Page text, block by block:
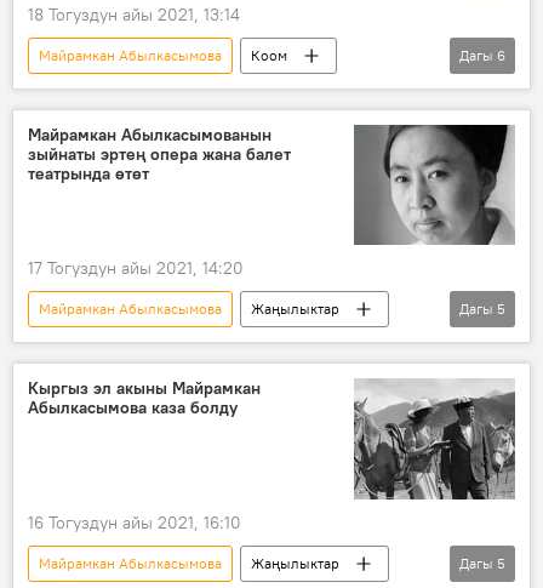
18 Тогуздун айы 2021, 13:14
Майрамкан Абылкасымова
Коом
Жаңылыктар
Кыргызстан
өлүм
акын
жерге берүү Маданият
Дагы 6
Майрамкан Абылкасымованын
зыйнаты эртең опера жана балет
театрында өтөт
17 Тогуздун айы 2021, 14:20
Майрамкан Абылкасымова
Жаңылыктар
Коом
Кыргызстан
акын
коштошуу
зыйнат
Дагы 5
Кыргыз эл акыны Майрамкан
Абылкасымова каза болду
16 Тогуздун айы 2021, 16:10
Майрамкан Абылкасымова
Жаңылыктар
Дагы 5